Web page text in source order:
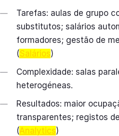
Tarefas: aulas de grupo
substitutos; salários
formadores; gestão de
(Salários)
Complexidade: salas
heterogéneas.
Resultados: maior
transparentes; registos
(Analytics)